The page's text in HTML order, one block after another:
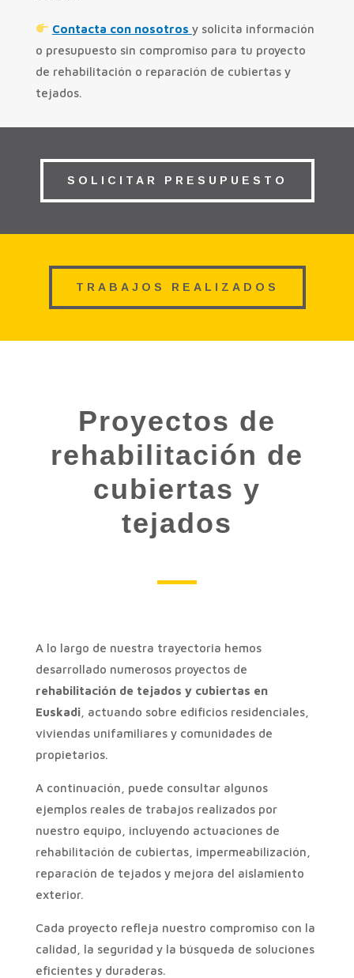
Contacta con nosotros y solicita información
o presupuesto sin compromiso para tu proyecto
de rehabilitación o reparación de cubiertas y
tejados.
SOLICITAR PRESUPUESTO
TRABAJOS REALIZADOS
Proyectos de
rehabilitación de
cubiertas y
tejados
A lo largo de nuestra trayectoria hemos
desarrollado numerosos proyectos de
rehabilitación de tejados y cubiertas en
Euskadi, actuando sobre edificios residenciales,
viviendas unifamiliares y comunidades de
propietarios.
A continuación, puede consultar algunos
ejemplos reales de trabajos realizados por
nuestro equipo, incluyendo actuaciones de
rehabilitación de cubiertas, impermeabilización,
reparación de tejados y mejora del aislamiento
exterior.
Cada proyecto refleja nuestro compromiso con la
calidad, la seguridad y la búsqueda de soluciones
eficientes y duraderas.